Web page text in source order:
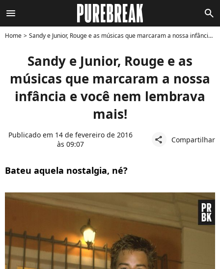
menu search
Home Sandy e Junior, Rouge e as músicas que marcaram a nossa infância e você nem lembrava mais!
Sandy e Junior, Rouge e as
músicas que marcaram a nossa
infância e você nem lembrava
mais!
Publicado em 14 de fevereiro de 2016
às 09:07
share Compartilhar
Bateu aquela nostalgia, né?